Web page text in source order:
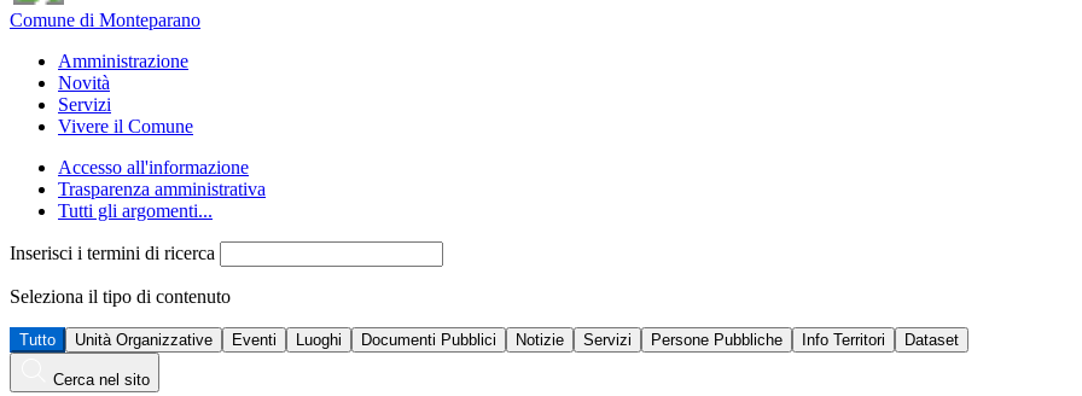
Comune di Monteparano
Amministrazione
Novità
Servizi
Vivere il Comune
Accesso all'informazione
Trasparenza amministrativa
Tutti gli argomenti...
Inserisci i termini di ricerca
Seleziona il tipo di contenuto
Tutto Unità Organizzative Eventi Luoghi Documenti Pubblici Notizie Servizi Persone Pubbliche Info Territori Dataset
Cerca nel sito